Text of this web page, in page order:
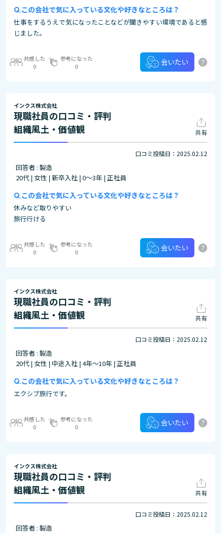
この会社で気に入っている文化や好きなところは？
仕事をするうえで気になったことなどが聞きやすい環境であると感
じました。
共感した
0
参考になった
0
会いたい ?
インクス株式会社
現職社員の口コミ・評判
組織風土・価値観
共有
口コミ投稿日：2025.02.12
回答者 : 製造
20代 | 女性 | 新卒入社 | 0～3年 | 正社員
この会社で気に入っている文化や好きなところは？
休みなど取りやすい
旅行行ける
共感した
0
参考になった
0
会いたい ?
インクス株式会社
現職社員の口コミ・評判
組織風土・価値観
共有
口コミ投稿日：2025.02.12
回答者 : 製造
20代 | 女性 | 中途入社 | 4年～10年 | 正社員
この会社で気に入っている文化や好きなところは？
エクシブ旅行です。
共感した
0
参考になった
0
会いたい ?
インクス株式会社
現職社員の口コミ・評判
組織風土・価値観
共有
口コミ投稿日：2025.02.12
回答者 : 製造